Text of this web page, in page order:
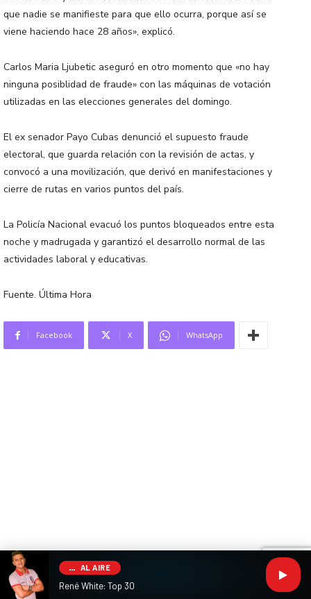
que nadie se manifieste para que ello ocurra, porque así se
viene haciendo hace 28 años», explicó.
Carlos Maria Ljubetic aseguró en otro momento que «no hay
ninguna posiblidad de fraude» con las máquinas de votación
utilizadas en las elecciones generales del domingo.
El ex senador Payo Cubas denunció el supuesto fraude
electoral, que guarda relación con la revisión de actas, y
convocó a una movilización, que derivó en manifestaciones y
cierre de rutas en varios puntos del país.
La Policía Nacional evacuó los puntos bloqueados entre esta
noche y madrugada y garantizó el desarrollo normal de las
actividades laboral y educativas.
Fuente. Última Hora
Facebook X WhatsApp